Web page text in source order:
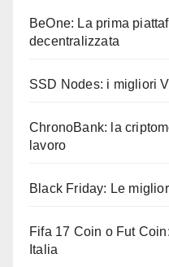
BeOne: La prima
decentralizzata
SSD Nodes: i migliori
ChronoBank: la
lavoro
Black Friday: Le
Fifa 17 Coin o Fut
Italia